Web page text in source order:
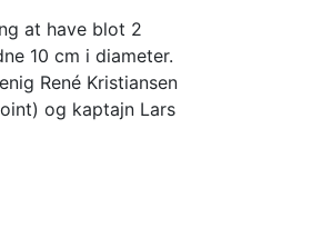
at have blot 2
10 cm i diameter.
René Kristiansen
og kaptajn Lars